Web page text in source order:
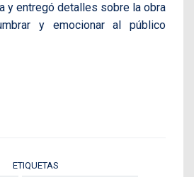
y entregó detalles sobre la obra
y emocionar al público
ETIQUETAS